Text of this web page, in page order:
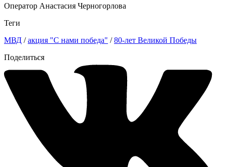
Оператор Анастасия Черногорлова
Теги
МВД /акция "С нами победа" /80-лет Великой Победы
Поделиться